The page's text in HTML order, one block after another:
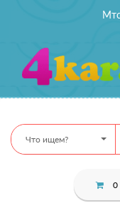
Что ищем?
0